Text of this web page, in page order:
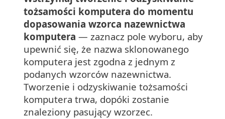
tożsamości komputera do momentu
dopasowania wzorca nazewnictwa
komputera — zaznacz pole wyboru, aby
upewnić się, że nazwa sklonowanego
komputera jest zgodna z jednym z
podanych wzorców nazewnictwa.
Tworzenie i odzyskiwanie tożsamości
komputera trwa, dopóki zostanie
znaleziony pasujący wzorzec.